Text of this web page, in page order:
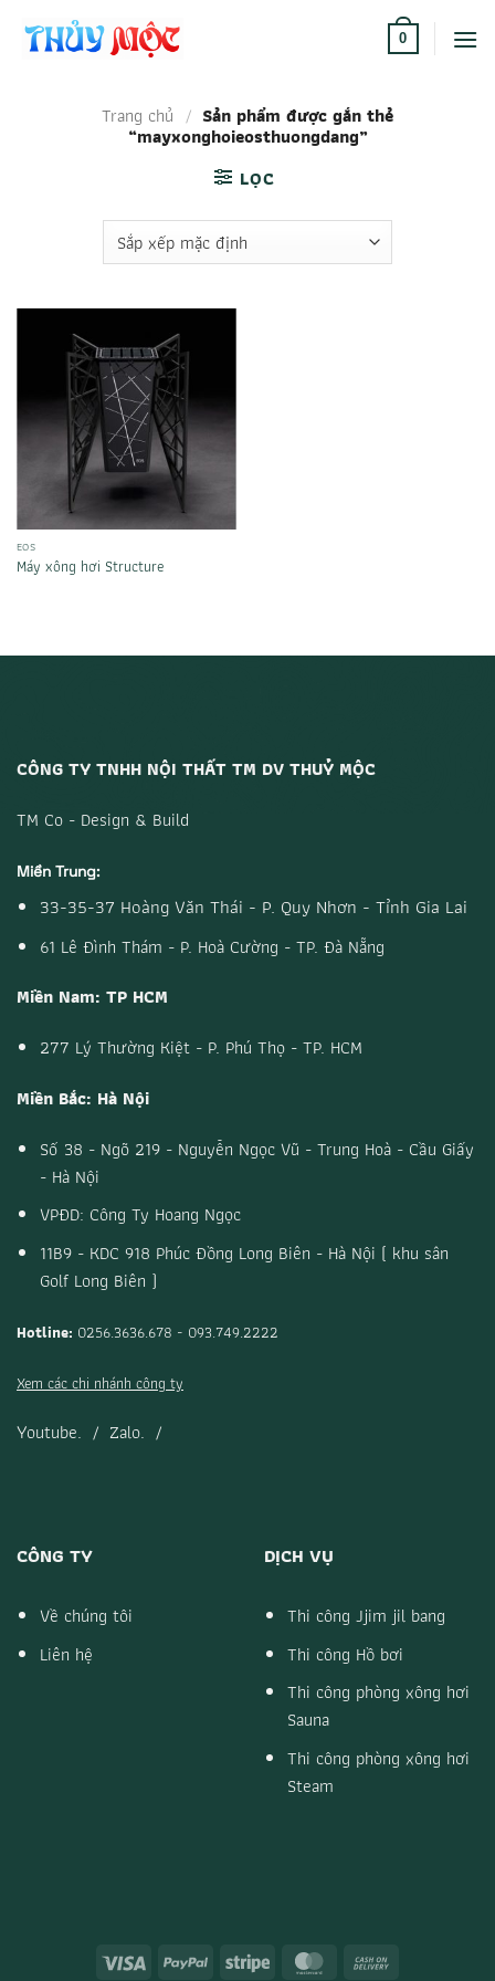
0
Trang chủ / Sản phẩm được gắn thẻ
“mayxonghoieosthuongdang”
LỌC
EOS
Máy xông hơi Structure
CÔNG TY TNHH NỘI THẤT TM DV THUỶ MỘC
TM Co - Design & Build
Miền Trung:
33-35-37 Hoàng Văn Thái - P. Quy Nhơn - Tỉnh Gia Lai
61 Lê Đình Thám - P. Hoà Cường - TP. Đà Nẵng
Miền Nam: TP HCM
277 Lý Thường Kiệt - P. Phú Thọ - TP. HCM
Miền Bắc: Hà Nội
Số 38 - Ngõ 219 - Nguyễn Ngọc Vũ - Trung Hoà - Cầu Giấy
- Hà Nội
VPĐD: Công Ty Hoang Ngọc
11B9 - KDC 918 Phúc Đồng Long Biên - Hà Nội ( khu sân
Golf Long Biên )
Hotline: 0256.3636.678 - 093.749.2222
Xem các chi nhánh công ty
Youtube. / Zalo. /
CÔNG TY
Về chúng tôi
Liên hệ
DỊCH VỤ
Thi công Jjim jil bang
Thi công Hồ bơi
Thi công phòng xông hơi
Sauna
Thi công phòng xông hơi
Steam
Visa PayPal Stripe MasterCard